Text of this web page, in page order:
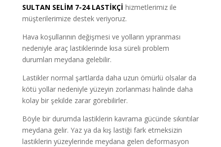
SULTAN SELİM 7-24 LASTİKÇİ hizmetlerimiz ile
müşterilerimize destek veriyoruz.
Hava koşullarının değişmesi ve yolların yıpranması
nedeniyle araç lastiklerinde kısa süreli problem
durumları meydana gelebilir.
Lastikler normal şartlarda daha uzun ömürlü olsalar da
kötü yollar nedeniyle yüzeyin zorlanması halinde daha
kolay bir şekilde zarar görebilirler.
Böyle bir durumda lastiklerin kavrama gücünde sıkıntılar
meydana gelir. Yaz ya da kış lastiği fark etmeksizin
lastiklerin yüzeylerinde meydana gelen deformasyon